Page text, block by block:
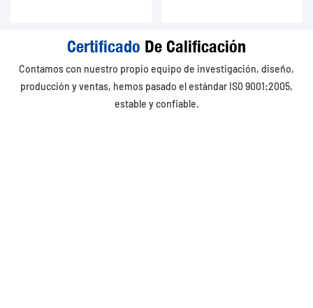
Certificado De Calificación
Contamos con nuestro propio equipo de investigación, diseño,
producción y ventas, hemos pasado el estándar IS0 9001:2005,
estable y confiable.